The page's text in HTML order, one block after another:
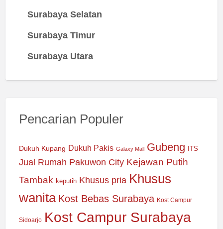
Surabaya Selatan
Surabaya Timur
Surabaya Utara
Pencarian Populer
Dukuh Kupang Dukuh Pakis Galaxy Mall Gubeng ITS
Jual Rumah Pakuwon City Kejawan Putih
Tambak keputih Khusus pria Khusus
wanita Kost Bebas Surabaya Kost Campur
Sidoarjo Kost Campur Surabaya